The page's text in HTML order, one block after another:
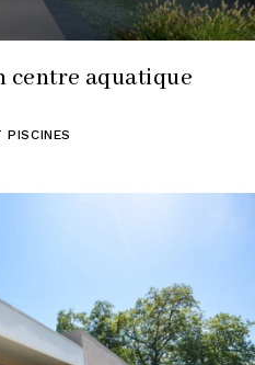
centre aquatique
PISCINES